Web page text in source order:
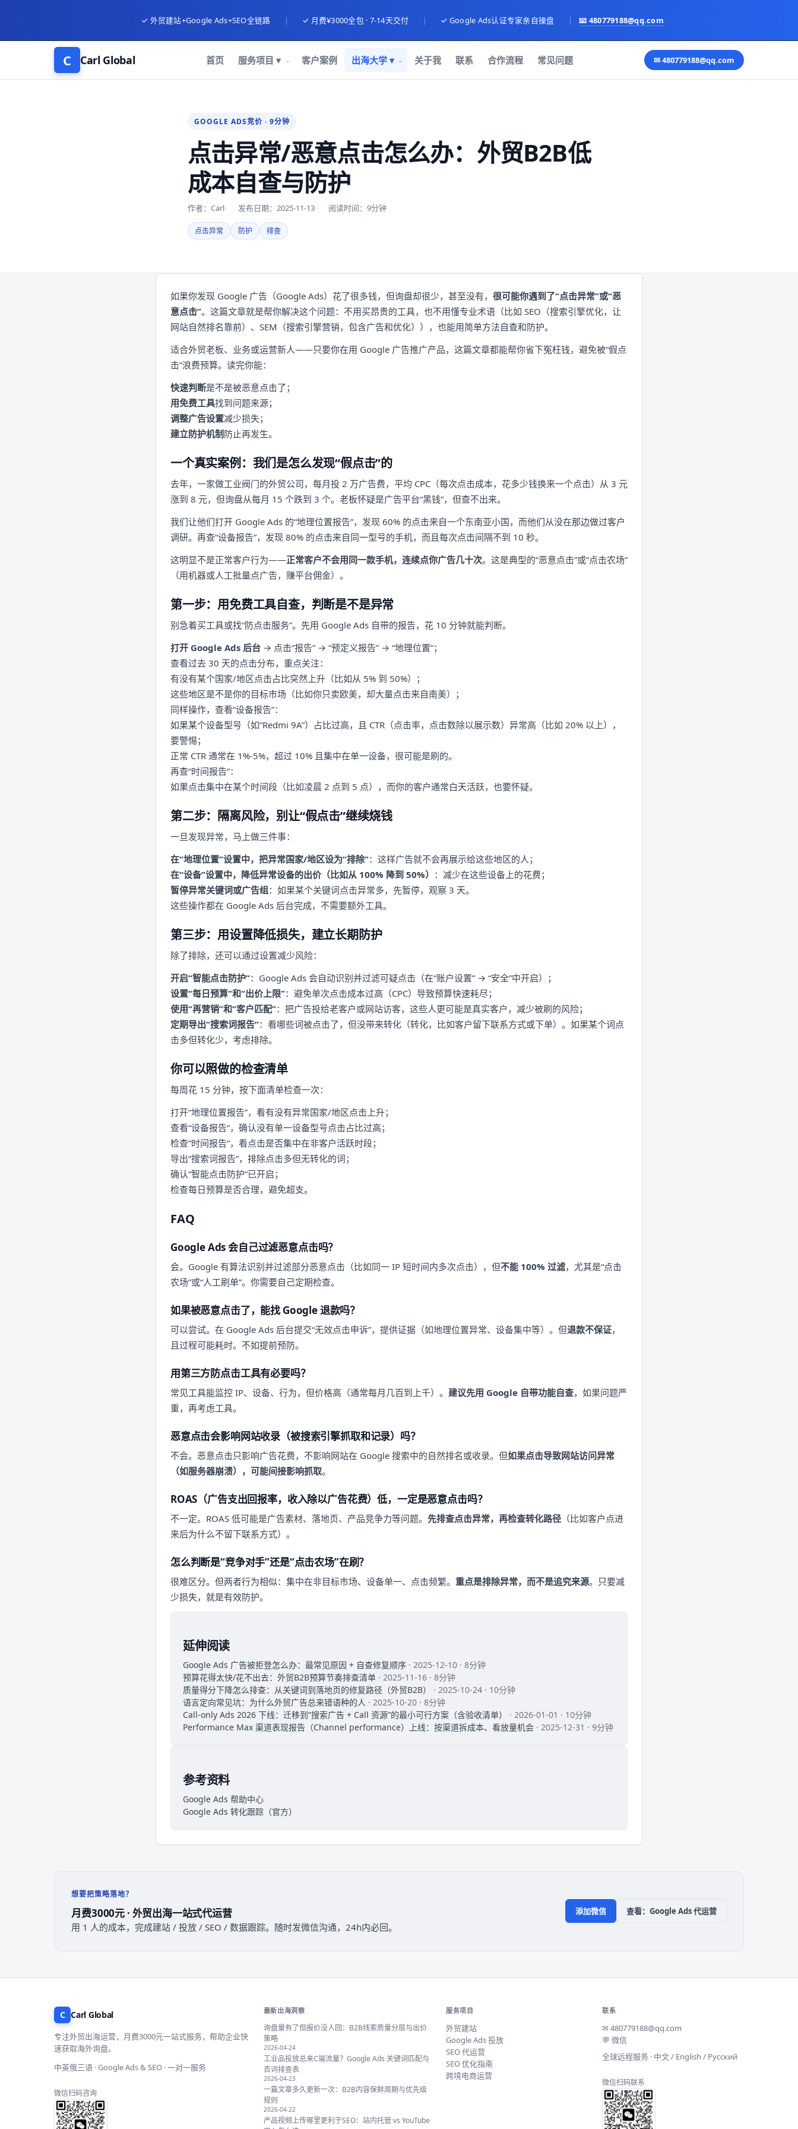
✓ 外贸建站+Google Ads+SEO全链路 | ✓ 月费¥3000全包 · 7-14天交付 | ✓ Google Ads认证专家亲自操盘 | 📧 480779188@qq.com
C Carl Global 首页 服务项目 ▾ 客户案例 出海大学 ▾ 关于我 联系 合作流程 常见问题 ✉480779188@qq.com
GOOGLE ADS竞价 · 9分钟
点击异常/恶意点击怎么办：外贸B2B低
成本自查与防护
作者：Carl 发布日期：2025-11-13 阅读时间：9分钟
点击异常 防护 排查
如果你发现 Google 广告（Google Ads）花了很多钱，但询盘却很少，甚至没有， 很可能你遇到了“点击异常”或“恶
意点击”。这篇文章就是帮你解决这个问题：不用买昂贵的工具，也不用懂专业术语（比如 SEO（搜索引擎优化，让
网站自然排名靠前）、SEM（搜索引擎营销，包含广告和优化）），也能用简单方法自查和防护。
适合外贸老板、业务或运营新人——只要你在用 Google 广告推广产品，这篇文章都能帮你省下冤枉钱，避免被“假点
击”浪费预算。读完你能：
快速判断是不是被恶意点击了；
用免费工具找到问题来源；
调整广告设置减少损失；
建立防护机制防止再发生。
一个真实案例：我们是怎么发现“假点击”的
去年，一家做工业阀门的外贸公司，每月投 2 万广告费，平均 CPC（每次点击成本，花多少钱换来一个点击）从 3 元
涨到 8 元，但询盘从每月 15 个跌到 3 个。老板怀疑是广告平台“黑钱”，但查不出来。
我们让他们打开 Google Ads 的“地理位置报告”，发现 60% 的点击来自一个东南亚小国，而他们从没在那边做过客户
调研。再查“设备报告”，发现 80% 的点击来自同一型号的手机，而且每次点击间隔不到 10 秒。
这明显不是正常客户行为——正常客户不会用同一款手机，连续点你广告几十次。这是典型的“恶意点击”或“点击农场”
（用机器或人工批量点广告，赚平台佣金）。
第一步：用免费工具自查，判断是不是异常
别急着买工具或找“防点击服务”。先用 Google Ads 自带的报告，花 10 分钟就能判断。
打开 Google Ads 后台 → 点击“报告” → “预定义报告” → “地理位置”；
查看过去 30 天的点击分布，重点关注：
有没有某个国家/地区点击占比突然上升（比如从 5% 到 50%）；
这些地区是不是你的目标市场（比如你只卖欧美，却大量点击来自南美）；
同样操作，查看“设备报告”：
如果某个设备型号（如“Redmi 9A”）占比过高，且 CTR（点击率，点击数除以展示数）异常高（比如 20% 以上），
要警惕；
正常 CTR 通常在 1%-5%，超过 10% 且集中在单一设备，很可能是刷的。
再查“时间报告”：
如果点击集中在某个时间段（比如凌晨 2 点到 5 点），而你的客户通常白天活跃，也要怀疑。
第二步：隔离风险，别让“假点击”继续烧钱
一旦发现异常，马上做三件事：
在“地理位置”设置中，把异常国家/地区设为“排除”：这样广告就不会再展示给这些地区的人；
在“设备”设置中，降低异常设备的出价（比如从 100% 降到 50%） ：减少在这些设备上的花费；
暂停异常关键词或广告组：如果某个关键词点击异常多，先暂停，观察 3 天。
这些操作都在 Google Ads 后台完成，不需要额外工具。
第三步：用设置降低损失，建立长期防护
除了排除，还可以通过设置减少风险：
开启“智能点击防护”：Google Ads 会自动识别并过滤可疑点击（在“账户设置” → “安全”中开启）；
设置“每日预算”和“出价上限”：避免单次点击成本过高（CPC）导致预算快速耗尽；
使用“再营销”和“客户匹配”：把广告投给老客户或网站访客，这些人更可能是真实客户，减少被刷的风险；
定期导出“搜索词报告”：看哪些词被点击了，但没带来转化（转化，比如客户留下联系方式或下单）。如果某个词点
击多但转化少，考虑排除。
你可以照做的检查清单
每周花 15 分钟，按下面清单检查一次：
打开“地理位置报告”，看有没有异常国家/地区点击上升；
查看“设备报告”，确认没有单一设备型号点击占比过高；
检查“时间报告”，看点击是否集中在非客户活跃时段；
导出“搜索词报告”，排除点击多但无转化的词；
确认“智能点击防护”已开启；
检查每日预算是否合理，避免超支。
FAQ
Google Ads 会自己过滤恶意点击吗？
会。Google 有算法识别并过滤部分恶意点击（比如同一 IP 短时间内多次点击），但不能 100% 过滤，尤其是“点击
农场”或“人工刷单”。你需要自己定期检查。
如果被恶意点击了，能找 Google 退款吗？
可以尝试。在 Google Ads 后台提交“无效点击申诉”，提供证据（如地理位置异常、设备集中等）。但退款不保证，
且过程可能耗时。不如提前预防。
用第三方防点击工具有必要吗？
常见工具能监控 IP、设备、行为，但价格高（通常每月几百到上千）。 建议先用 Google 自带功能自查，如果问题严
重，再考虑工具。
恶意点击会影响网站收录（被搜索引擎抓取和记录）吗？
不会。恶意点击只影响广告花费，不影响网站在 Google 搜索中的自然排名或收录。但如果点击导致网站访问异常
（如服务器崩溃），可能间接影响抓取。
ROAS（广告支出回报率，收入除以广告花费）低，一定是恶意点击吗？
不一定。ROAS 低可能是广告素材、落地页、产品竞争力等问题。 先排查点击异常，再检查转化路径 （比如客户点进
来后为什么不留下联系方式）。
怎么判断是“竞争对手”还是“点击农场”在刷？
很难区分。但两者行为相似：集中在非目标市场、设备单一、点击频繁。 重点是排除异常，而不是追究来源。只要减
少损失，就是有效防护。
延伸阅读
Google Ads 广告被拒登怎么办：最常见原因 + 自查修复顺序 · 2025-12-10 · 8分钟
预算花得太快/花不出去：外贸B2B预算节奏排查清单 · 2025-11-16 · 8分钟
质量得分下降怎么排查：从关键词到落地页的修复路径（外贸B2B）
· 2025-10-24 · 10分钟
语言定向常见坑：为什么外贸广告总来错语种的人 · 2025-10-20 · 8分钟
Call-only Ads 2026 下线：迁移到“搜索广告 + Call 资源”的最小可行方案（含验收清单）
· 2026-01-01 · 10分钟
Performance Max 渠道表现报告（Channel performance）上线：按渠道拆成本、看放量机会 · 2025-12-31 · 9分钟
参考资料
Google Ads 帮助中心
Google Ads 转化跟踪（官方）
想要把策略落地？
月费3000元 · 外贸出海一站式代运营
用 1 人的成本，完成建站 / 投放 / SEO / 数据跟踪。随时发微信沟通，24h内必回。
添加微信 查看：Google Ads 代运营
C Carl Global
专注外贸出海运营，月费3000元一站式服务，帮助企业快
速获取海外询盘。
中英俄三语 · Google Ads & SEO · 一对一服务
微信扫码咨询
最新出海洞察
询盘量有了但报价没人回：B2B线索质量分层与出价
策略
2026-04-24
工业品投放总来C端流量？Google Ads 关键词匹配与
否词排查表
2026-04-23
一篇文章多久更新一次：B2B内容保鲜周期与优先级
规则
2026-04-22
产品视频上传哪里更利于SEO：站内托管 vs YouTube
服务项目
外贸建站
Google Ads 投放
SEO 代运营
SEO 优化指南
跨境电商运营
联系
✉ 480779188@qq.com
💬 微信
全球远程服务 · 中文 / English / Русский
微信扫码联系